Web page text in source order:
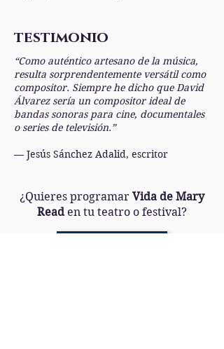
testimonio
“Como auténtico artesano de la música,
resulta sorprendentemente versátil como
compositor. Siempre he dicho que David
Álvarez sería un compositor ideal de
bandas sonoras para cine, documentales
o series de televisión.”
— Jesús Sánchez Adalid, escritor
¿Quieres programar Vida de Mary
Readen tu teatro o festival?